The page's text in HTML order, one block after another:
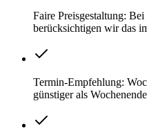
Faire Preisgestaltung:
berücksichtigen wir das
Termin-Empfehlung:
günstiger als